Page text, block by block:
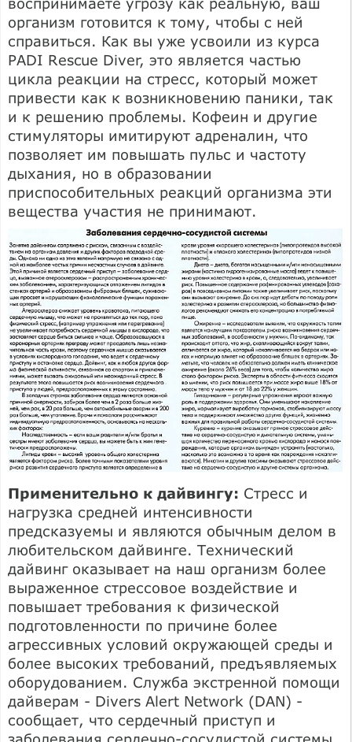
организм готовится к тому, чтобы с ней
справиться. Как вы уже усвоили из курса
PADI Rescue Diver, это является частью
цикла реакции на стресс, который может
привести как к возникновению паники, так
и к решению проблемы. Кофеин и другие
стимуляторы имитируют адреналин, что
позволяет им повышать пульс и частоту
дыхания, но в образовании
приспособительных реакций организма эти
вещества участия не принимают.
Применительно к дайвингу: Стресс и
нагрузка средней интенсивности
предсказуемы и являются обычным делом в
любительском дайвинге. Технический
дайвинг оказывает на наш организм более
выраженное стрессовое воздействие и
повышает требования к физической
подготовленности по причине более
агрессивных условий окружающей среды и
более высоких требований, предъявляемых
оборудованием. Служба экстренной помощи
дайверам - Divers Alert Network (DAN) -
сообщает, что сердечный приступ и